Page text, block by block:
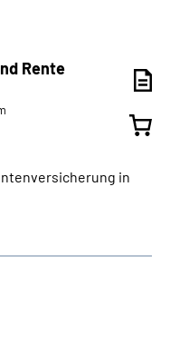
Rente
in